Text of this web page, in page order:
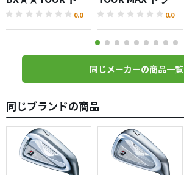
イバー
0.0
バー
0.0
同じメーカーの商品一覧
同じブランドの商品